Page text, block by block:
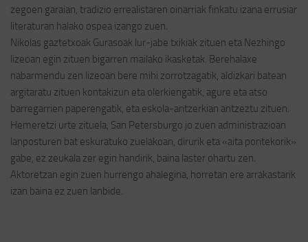
zegoen garaian, tradizio errealistaren oinarriak finkatu izana errusiar
literaturan halako ospea izango zuen.
Nikolas gaztetxoak Gurasoak lur-jabe txikiak zituen eta Nezhingo
lizeoan egin zituen bigarren mailako ikasketak. Berehalaxe
nabarmendu zen lizeoan bere mihi zorrotzagatik, aldizkari batean
argitaratu zituen kontakizun eta olerkiengatik, agure eta atso
barregarrien paperengatik, eta eskola-antzerkian antzeztu zituen.
Hemeretzi urte zituela, San Petersburgo jo zuen administrazioan
lanposturen bat eskuratuko zuelakoan, dirurik eta «aita pontekorik»
gabe, ez zeukala zer egin handirik, baina laster ohartu zen.
Aktoretzan egin zuen hurrengo ahalegina, horretan ere arrakastarik
izan baina ez zuen lanbide.